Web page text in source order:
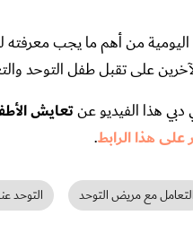
من أهم ما يجب
على تقبل طفل التوحد
دبي هذا الفيديو عنتعايش
على هذا الرابط.
التعامل مع مريض التوحد التوحد